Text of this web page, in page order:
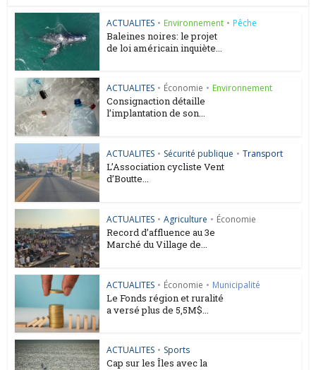
ACTUALITES • Environnement • Pêche
Baleines noires: le projet
de loi américain inquiète...
ACTUALITES • Économie • Environnement
Consignaction détaille
l’implantation de son...
ACTUALITES • Sécurité publique • Transport
L’Association cycliste Vent
d’Boutte...
ACTUALITES • Agriculture • Économie
Record d’affluence au 3e
Marché du Village de...
ACTUALITES • Économie • Municipalité
Le Fonds région et ruralité
a versé plus de 5,5M$...
ACTUALITES • Sports
Cap sur les Îles avec la